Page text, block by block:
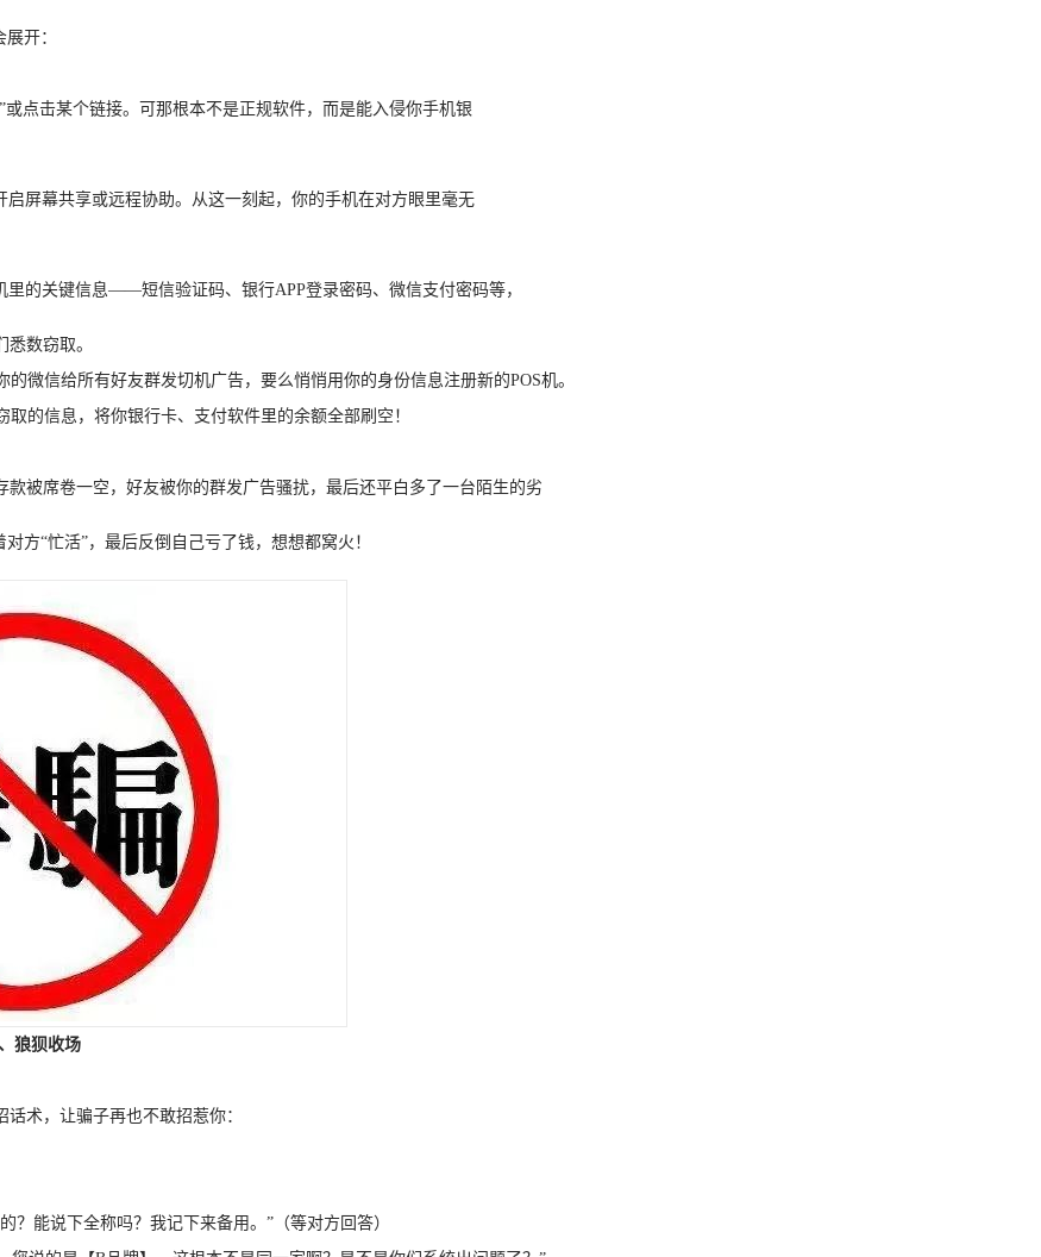
开：
或点击某个链接。可那根本不是正规软件，而是能入侵你手机银
启屏幕共享或远程协助。从这一刻起，你的手机在对方眼里毫无
里的关键信息——短信验证码、银行APP登录密码、微信支付密码等，
数窃取。
微信给所有好友群发切机广告，要么悄悄用你的身份信息注册新的POS机。
的信息，将你银行卡、支付软件里的余额全部刷空！
被席卷一空，好友被你的群发广告骚扰，最后还平白多了一台陌生的劣
方“忙活”，最后反倒自己亏了钱，想想都窝火！
狼狈收场
术，让骗子再也不敢招惹你：
？能说下全称吗？我记下来备用。”（等对方回答）